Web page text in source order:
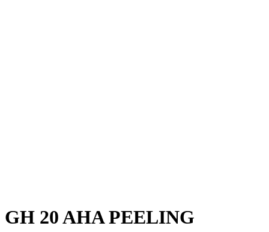
GH 20 AHA PEELING